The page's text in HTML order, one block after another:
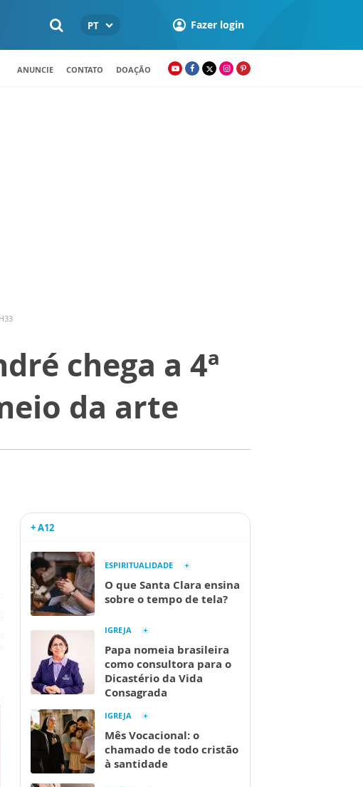
PT Fazer login
ANUNCIE CONTATO DOAÇÃO
chega a 4ª
da arte
+ A12
ESPIRITUALIDADE
O que Santa Clara ensina
sobre o tempo de tela?
IGREJA
Papa nomeia brasileira
como consultora para o
Dicastério da Vida
Consagrada
IGREJA
Mês Vocacional: o
chamado de todo cristão
à santidade